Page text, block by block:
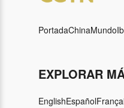
PortadaChinaMundo
EXPLORAR
EnglishEspañol